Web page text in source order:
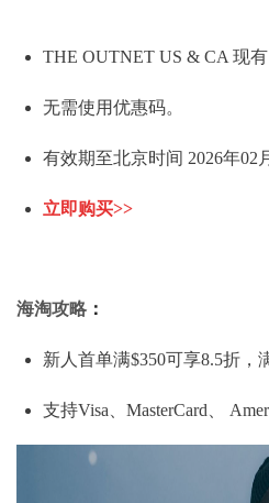
THE OUTNET US & CA 现
无需使用优惠码。
有效期至北京时间 2026年02
立即购买>>
海淘攻略 ：
新人首单满$350可享8.5折，
支持Visa、MasterCard、